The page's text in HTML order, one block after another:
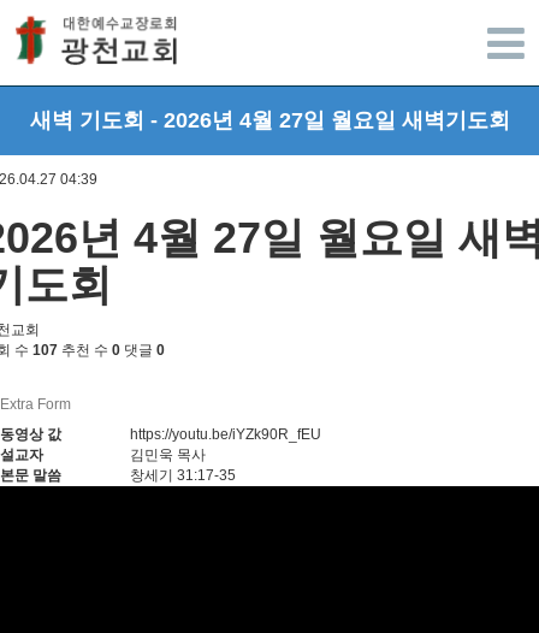
새벽 기도회 - 2026년 4월 27일 월요일 새벽기도회
04:39
년 4월 27일 월요일 새
도회
교회
수 107 추천 수 0 댓글 0
Extra Form
동영상 값
https://youtu.be/iYZk90R_fEU
설교자
김민욱 목사
본문 말씀
창세기 31:17-35